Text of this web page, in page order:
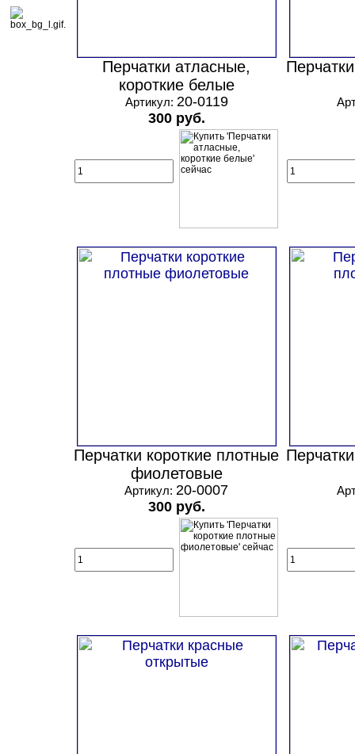
Перчатки атласные,
короткие белые
Артикул: 20-0119
300 руб.
Перчатки короткие плотные
фиолетовые
Артикул: 20-0007
300 руб.